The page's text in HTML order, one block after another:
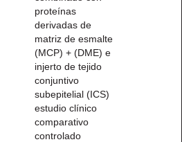
proteínas
derivadas de
matriz de esmalte
(MCP) + (DME) e
injerto de tejido
conjuntivo
subepitelial (ICS)
estudio clínico
comparativo
controlado